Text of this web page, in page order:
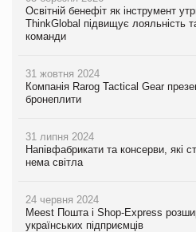
Освітній бенефіт як інструмент
ThinkGlobal підвищує лояльність
команди
31 жовтня 2024
Компанія Rarog Tactical Gear
бронеплити
31 липня 2024
Напівфабрикати та консерви, які
нема світла
24 червня 2024
Meest Пошта і Shop-Express
українських підприємців